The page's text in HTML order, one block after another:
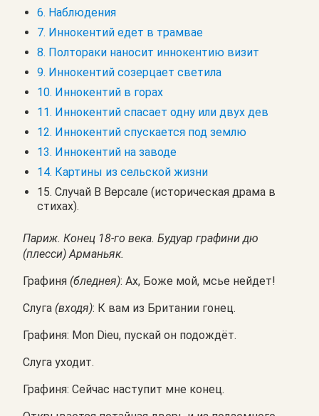
6. Наблюдения
7. Иннокентий едет в трамвае
8. Полтораки наносит иннокентию визит
9. Иннокентий созерцает светила
10. Иннокентий в горах
11. Иннокентий спасает одну или двух дев
12. Иннокентий спускается под землю
13. Иннокентий на заводе
14. Картины из сельской жизни
15. Случай В Версале (историческая драма в
стихах).
Париж. Конец 18-го века. Будуар графини дю
(плесси) Арманьяк.
Графиня (бледнея): Ах, Боже мой, мсье нейдет!
Слуга (входя): К вам из Британии гонец.
Графиня: Mon Dieu, пускай он подождёт.
Слуга уходит.
Графиня: Сейчас наступит мне конец.